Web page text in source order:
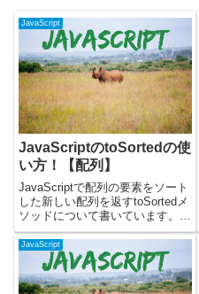
JavaScript
JavaScriptのtoSortedの使
い方！【配列】
JavaScriptで配列の要素をソート
した新しい配列を返すtoSortedメ
ソッドについて書いています。
toSortedメソッドを使うと、元の
配列を変更せずに、要素がソート
された新しい配列を作成できま
す。配列をソートして別の処理に
渡したり...
JavaScript